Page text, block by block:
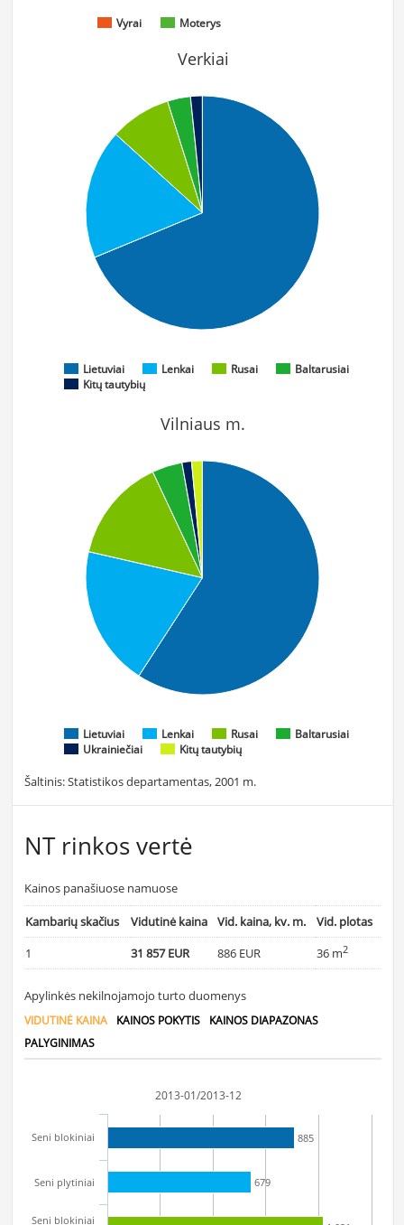
Vyrai Moterys
Verkiai
Lietuviai Lenkai Rusai
Baltarusiai
Kitų tautybių
Vilniaus m.
Lietuviai Lenkai Rusai
Baltarusiai
Ukrainiečiai
Kitų tautybių
Šaltinis: Statistikos departamentas, 2001 m.
NT rinkos vertė
Kainos panašiuose namuose
Kambarių skačius Vidutinė kaina Vid. kaina, kv. m.
Vid. plotas
1
31 857 EUR 886 EUR 36 m2
Apylinkės nekilnojamojo turto duomenys
VIDUTINĖ KAINA KAINOS POKYTIS
KAINOS DIAPAZONAS
PALYGINIMAS
2013-01/2013-12
885
679
Seni blokiniai
Seni plytiniai
Seni blokiniai